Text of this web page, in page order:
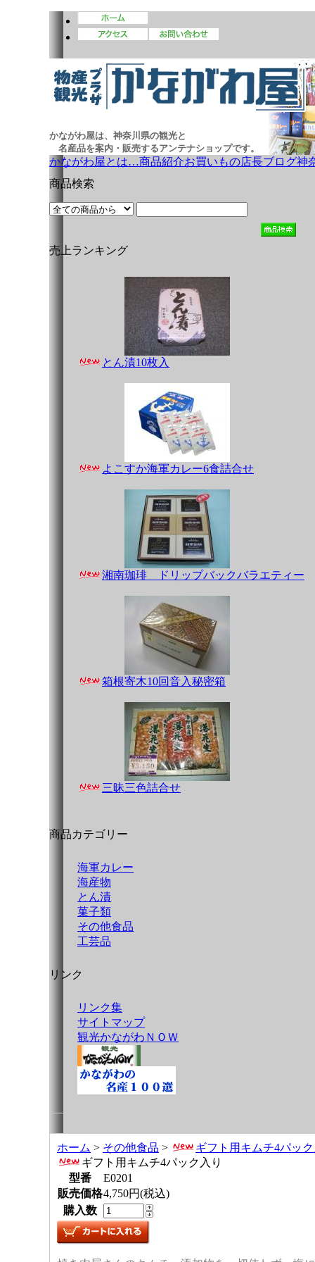
かながわ屋は、神奈川県の観光と
名産品を案内・販売するアンテナショップです。
かながわ屋とは…商品紹介お買いもの店長ブログ神
商品検索
売上ランキング
とん漬10枚入
よこすか海軍カレー6食詰合せ
湘南珈琲 ドリップバックバラエティー
箱根寄木10回音入秘密箱
三昧三色詰合せ
商品カテゴリー
海軍カレー
海産物
とん漬
菓子類
その他食品
工芸品
リンク
リンク集
サイトマップ
観光かながわＮＯＷ
ホーム > その他食品 >
ギフト用キムチ4パッ
ギフト用キムチ4パック入り
型番
E0201
販売価格4,750円(税込)
購入数